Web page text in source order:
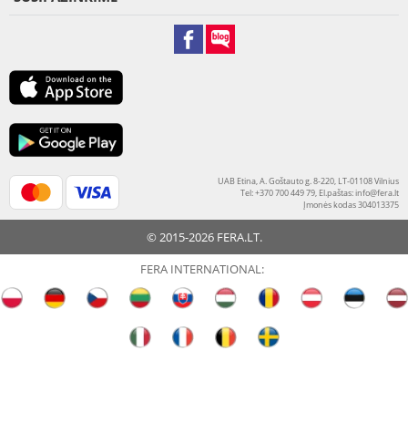
UAB Etina, A. Goštauto g. 8-220, LT-01108 Vilnius
Tel: +370 700 449 79, El.paštas:info@fera.lt
Įmonės kodas 304013375
© 2015-2026 FERA.LT.
FERA INTERNATIONAL: